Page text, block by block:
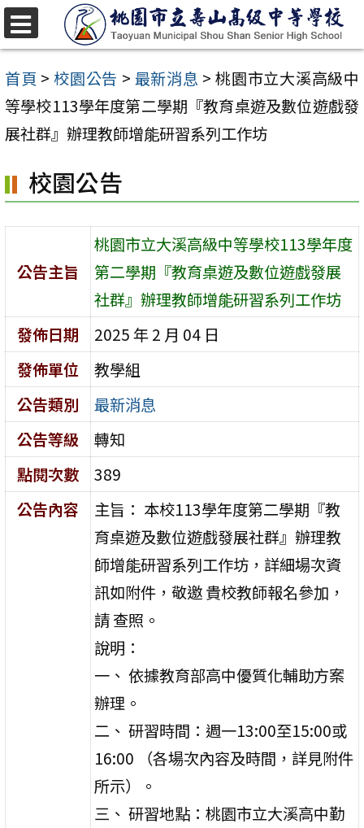
跳
至
主
要
內
區
首頁 > 校園公告 > 最新消息 > 桃園市立大溪高級中
等學校113學年度第二學期『教育桌遊及數位遊戲發
展社群』辦理教師增能研習系列工作坊
校園公告
公告主旨
桃園市立大溪高級中等學校113學年度
第二學期『教育桌遊及數位遊戲發展
社群』辦理教師增能研習系列工作坊
發佈日期
2025 年 2 月 04 日
發佈單位
教學組
公告類別
最新消息
公告等級
轉知
點閱次數
389
公告內容
主旨： 本校113學年度第二學期『教
育桌遊及數位遊戲發展社群』辦理教
師增能研習系列工作坊，詳細場次資
訊如附件，敬邀 貴校教師報名參加，
請 查照。
說明：
一、 依據教育部高中優質化輔助方案
辦理。
二、 研習時間：週一13:00至15:00或
16:00 （各場次內容及時間，詳見附件
所示）。
三、 研習地點：桃園市立大溪高中勤
選
單